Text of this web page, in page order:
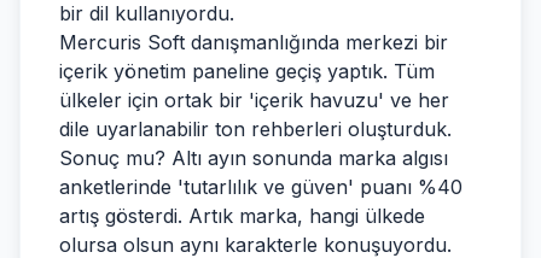
bir dil kullanıyordu.
Mercuris Soft danışmanlığında merkezi bir
içerik yönetim paneline geçiş yaptık. Tüm
ülkeler için ortak bir 'içerik havuzu' ve her
dile uyarlanabilir ton rehberleri oluşturduk.
Sonuç mu? Altı ayın sonunda marka algısı
anketlerinde 'tutarlılık ve güven' puanı %40
artış gösterdi. Artık marka, hangi ülkede
olursa olsun aynı karakterle konuşuyordu.